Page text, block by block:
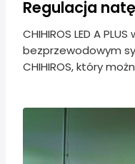
Regulacja
CHIHIROS LED A
bezprzewodowym
CHIHIROS, który